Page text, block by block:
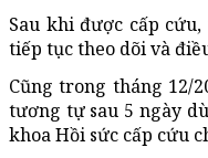
Sau khi được cấp
tiếp tục theo dõi và
Cũng trong tháng 12/
tương tự sau 5 ngày
khoa Hồi sức cấp cứu